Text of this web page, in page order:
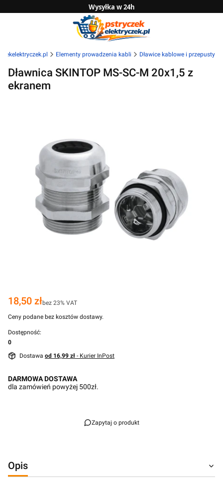
Wysyłka w 24h
Zwrot do 14 dni
Sprawdź naszą ofertę B2B
Elementy prowadzenia kabli Dławice kablowe i przepusty
Dławnica SKINTOP MS-SC-M 20x1,5 z
ekranem
Cena
18,50 złbez 23% VAT
Ceny podane bez kosztów dostawy.
Dostępność:
0
Dostawa od 16,99 zł - Kurier InPost
DARMOWA DOSTAWA
dla zamówień powyżej 500zł.
Zapytaj o produkt
Opis